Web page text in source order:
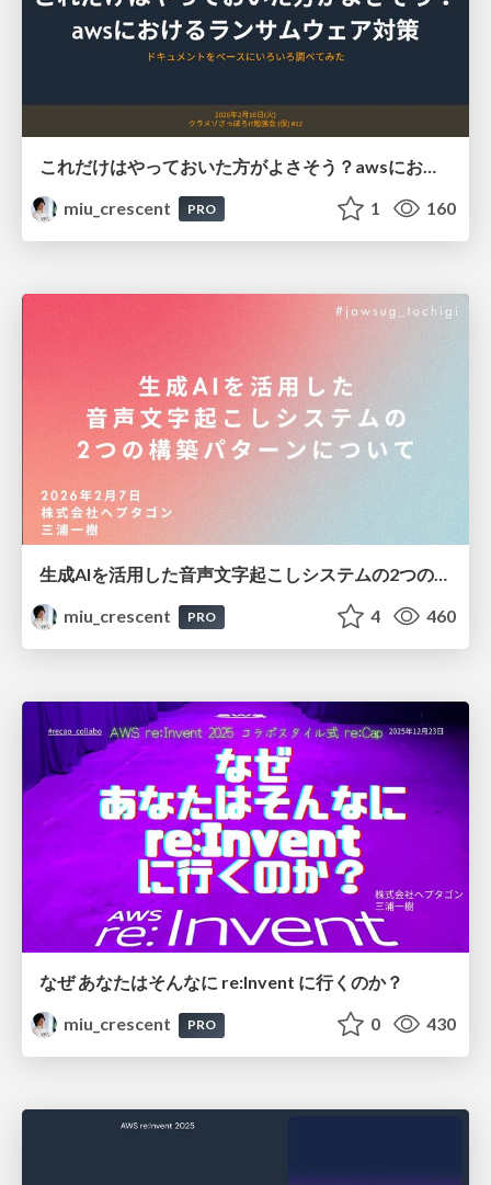
miu_crescent
PRO 1 160
生成AIを活用した音声文字起こしシステムの2つの構築パターンについて
miu_crescent
PRO 4 460
なぜ あなたはそんなに re:Invent に行くのか？
miu_crescent
PRO 0 430